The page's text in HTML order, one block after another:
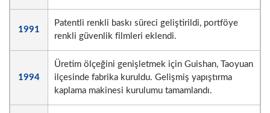
1991
Patentli renkli baskı süreci geliştirildi, portföye
renkli güvenlik filmleri eklendi.
1994
Üretim ölçeğini genişletmek için Guishan, Taoyuan
ilçesinde fabrika kuruldu. Gelişmiş yapıştırma
kaplama makinesi kurulumu tamamlandı.